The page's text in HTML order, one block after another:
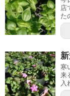
店
た
寒
来
入